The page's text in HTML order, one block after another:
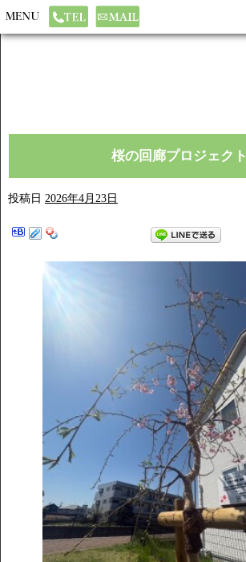
桜の回廊プロジェクト
投稿日 2026年4月23日